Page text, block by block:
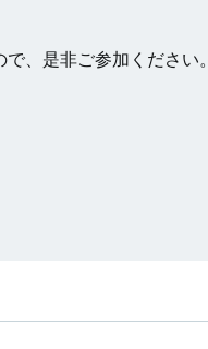
、是非ご参加ください。